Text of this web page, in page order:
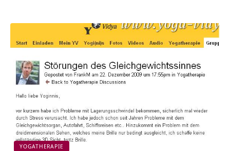
YOGATHERAPIE